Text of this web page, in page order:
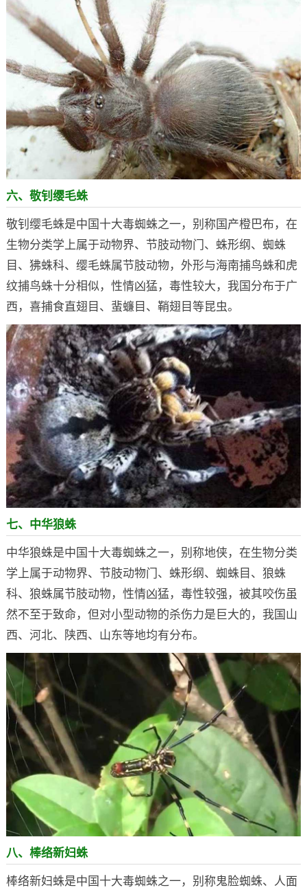
六、敬钊缨毛蛛
敬钊缨毛蛛是中国十大毒蜘蛛之一，别称国产橙巴布，在
生物分类学上属于动物界、节肢动物门、蛛形纲、蜘蛛
目、狒蛛科、缨毛蛛属节肢动物，外形与海南捕鸟蛛和虎
纹捕鸟蛛十分相似，性情凶猛，毒性较大，我国分布于广
西，喜捕食直翅目、蜚蠊目、鞘翅目等昆虫。
七、中华狼蛛
中华狼蛛是中国十大毒蜘蛛之一，别称地侠，在生物分类
学上属于动物界、节肢动物门、蛛形纲、蜘蛛目、狼蛛
科、狼蛛属节肢动物，性情凶猛，毒性较强，被其咬伤虽
然不至于致命，但对小型动物的杀伤力是巨大的，我国山
西、河北、陕西、山东等地均有分布。
八、棒络新妇蛛
棒络新妇蛛是中国十大毒蜘蛛之一，别称鬼脸蜘蛛、人面